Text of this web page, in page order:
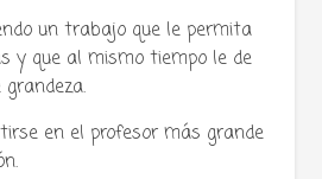
un trabajo que le permita
y que al mismo tiempo le de
en el profesor más grande